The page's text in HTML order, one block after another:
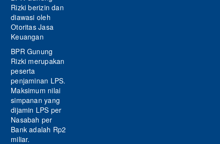
Rizki berizin dan
diawasi oleh
Otoritas Jasa
Keuangan
BPR Gunung
Rizki merupakan
peserta
penjaminan LPS.
Maksimum nilai
simpanan yang
dijamin LPS per
Nasabah per
Bank adalah Rp2
miliar.